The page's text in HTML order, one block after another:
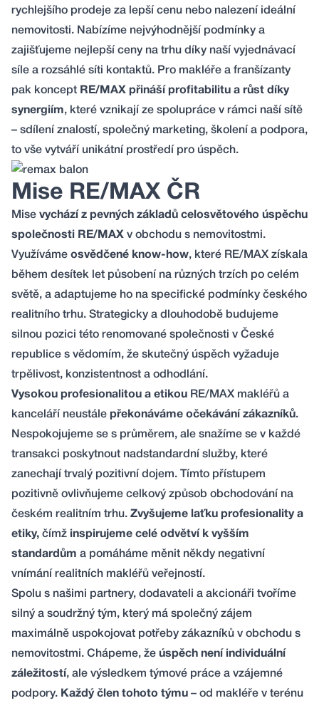
rychlejšího prodeje za lepší cenu nebo nalezení ideální
nemovitosti. Nabízíme nejvýhodnější podmínky a
zajišťujeme nejlepší ceny na trhu díky naší vyjednávací
síle a rozsáhlé síti kontaktů. Pro makléře a franšízanty
pak koncept RE/MAX přináší profitabilitu a růst díky
synergiím, které vznikají ze spolupráce v rámci naší sítě
– sdílení znalostí, společný marketing, školení a podpora,
to vše vytváří unikátní prostředí pro úspěch.
Mise RE/MAX ČR
Mise vychází z pevných základů celosvětového úspěchu
společnosti RE/MAX v obchodu s nemovitostmi.
Využíváme osvědčené know-how, které RE/MAX získala
během desítek let působení na různých trzích po celém
světě, a adaptujeme ho na specifické podmínky českého
realitního trhu. Strategicky a dlouhodobě budujeme
silnou pozici této renomované společnosti v České
republice s vědomím, že skutečný úspěch vyžaduje
trpělivost, konzistentnost a odhodlání.
Vysokou profesionalitou a etikou RE/MAX makléřů a
kanceláří neustále překonáváme očekávání zákazníků.
Nespokojujeme se s průměrem, ale snažíme se v každé
transakci poskytnout nadstandardní služby, které
zanechají trvalý pozitivní dojem. Tímto přístupem
pozitivně ovlivňujeme celkový způsob obchodování na
českém realitním trhu. Zvyšujeme laťku profesionality a
etiky, čímž inspirujeme celé odvětví k vyšším
standardům a pomáháme měnit někdy negativní
vnímání realitních makléřů veřejností.
Spolu s našimi partnery, dodavateli a akcionáři tvoříme
silný a soudržný tým, který má společný zájem
maximálně uspokojovat potřeby zákazníků v obchodu s
nemovitostmi. Chápeme, že úspěch není individuální
záležitostí, ale výsledkem týmové práce a vzájemné
podpory. Každý člen tohoto týmu – od makléře v terénu